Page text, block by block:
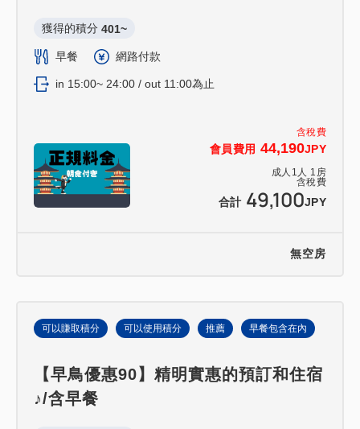
含稅費
會員費用 44,190JPY
成人 1 人 1 房
含稅費
合計 49,100JPY
獲得的積分 401~
早餐 網路付款
in 15:00~ 24:00 / out 11:00為止
無空房
可以賺取積分 可以使用積分 推薦 早餐包含在內
【早鳥優惠90】精明實惠的預訂和住宿
♪/含早餐